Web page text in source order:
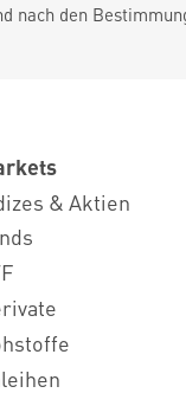
nach den
& Aktien